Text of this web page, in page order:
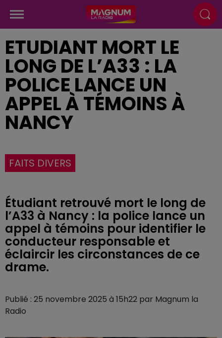
ETUDIANT MORT LE
LONG DE L’A33 : LA
POLICE LANCE UN
APPEL À TÉMOINS À
NANCY
FAITS DIVERS
Étudiant retrouvé mort le long de
l’A33 à Nancy : la police lance un
appel à témoins pour identifier le
conducteur responsable et
éclaircir les circonstances de ce
drame.
Publié : 25 novembre 2025 à 15h22 par Magnum la
Radio